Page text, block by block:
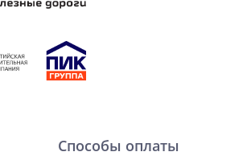
Способы оплаты